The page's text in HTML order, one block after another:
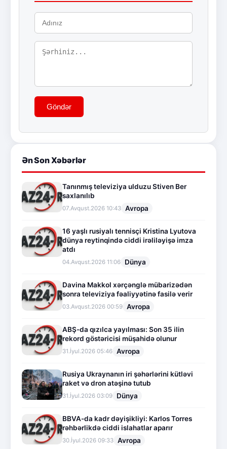
Göndər
Ən Son Xəbərlər
Tanınmış televiziya ulduzu Stiven Ber
saxlanılıb
07.Avqust.2026 10:43 Avropa
16 yaşlı rusiyalı tennisçi Kristina Lyutova
dünya reytinqində ciddi irəliləyişə imza
atdı
04.Avqust.2026 11:06 Dünya
Davina Makkol xərçənglə mübarizədən
sonra televiziya fəaliyyətinə fasilə verir
03.Avqust.2026 00:59 Avropa
ABŞ-da qızılca yayılması: Son 35 ilin
rekord göstəricisi müşahidə olunur
31.İyul.2026 05:46 Avropa
Rusiya Ukraynanın iri şəhərlərini kütləvi
raket və dron atəşinə tutub
31.İyul.2026 03:09 Dünya
BBVA-da kadr dəyişikliyi: Karlos Torres
rəhbərlikdə ciddi islahatlar aparır
30.İyul.2026 09:33 Avropa